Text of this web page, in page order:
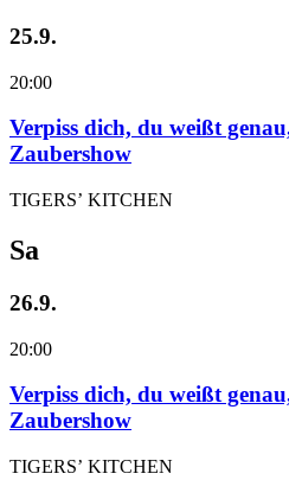
25.9.
20:00
Verpiss dich, du weißt
Zaubershow
TIGERS’ KITCHEN
Sa
26.9.
20:00
Verpiss dich, du weißt
Zaubershow
TIGERS’ KITCHEN